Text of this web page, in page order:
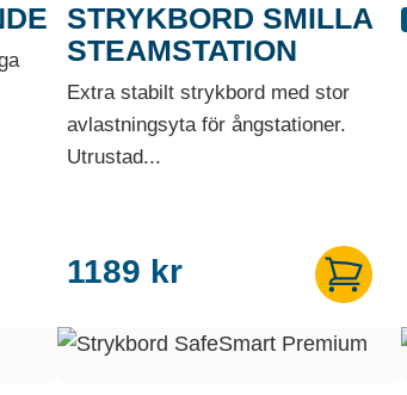
STRYKBORD SMILLA
STEAMSTATION
Extra stabilt strykbord med stor
avlastningsyta för ångstationer.
Utrustad...
1189 kr